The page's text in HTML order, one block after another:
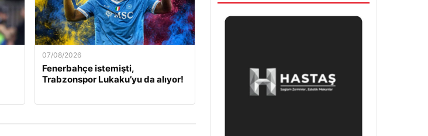
07/08/2026
Fenerbahçe istemişti,
Trabzonspor Lukaku’yu da alıyor!